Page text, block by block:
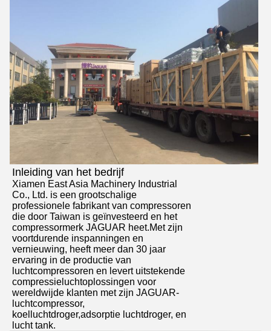
Inleiding van het bedrijf
Xiamen East Asia Machinery Industrial
Co., Ltd. is een grootschalige
professionele fabrikant van compressoren
die door Taiwan is geïnvesteerd en het
compressormerk JAGUAR heet.Met zijn
voortdurende inspanningen en
vernieuwing, heeft meer dan 30 jaar
ervaring in de productie van
luchtcompressoren en levert uitstekende
compressieluchtoplossingen voor
wereldwijde klanten met zijn JAGUAR-
luchtcompressor,
koelluchtdroger,adsorptie luchtdroger, en
lucht tank.